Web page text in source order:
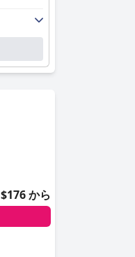
$176 から